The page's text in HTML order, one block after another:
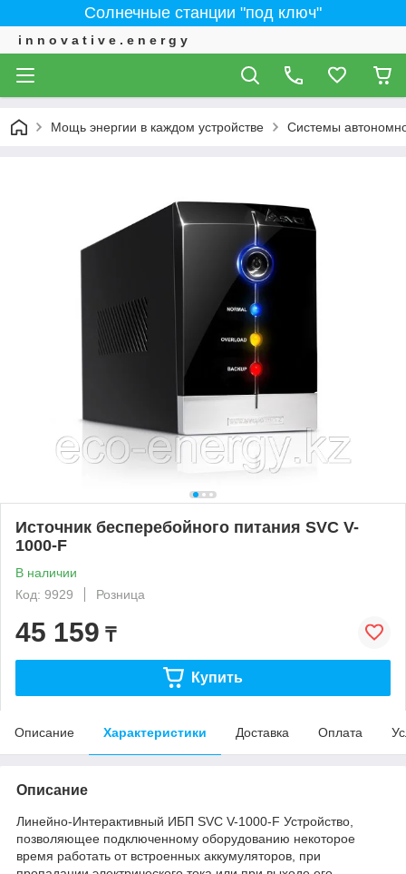
Солнечные станции "под ключ"
i n n o v a t i v e . e n e r g y
Мощь энергии в каждом устройстве Системы
Источник бесперебойного питания SVC V-
1000-F
В наличии
Код: 9929
Розница
45 159 ₸
Купить
Описание Характеристики Доставка Оплата
Описание
Линейно-Интерактивный ИБП SVC V-1000-F Устройство,
позволяющее подключенному оборудованию некоторое
время работать от встроенных аккумуляторов, при